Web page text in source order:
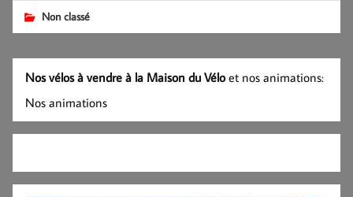
Non classé
Nos vélos à vendre à la Maison du Véloet nos animations:
Nos animations